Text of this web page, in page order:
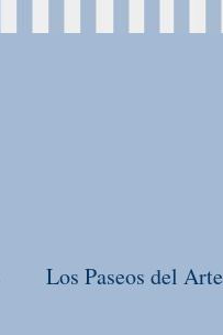
Los Paseos del Arte